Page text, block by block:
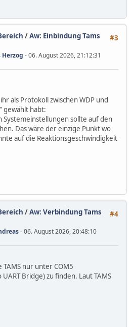
#3
/Aw: Einbindung Tams
Herzog - 06. August 2026, 21:12:31
als Protokoll zwischen WDP und
gewählt habt:
Systemeinstellungen sollte auf den
Das wäre der einzige Punkt wo
auf die Reaktionsgeschwindigkeit
#4
/Aw: Verbindung Tams
- 06. August 2026, 20:48:10
nur unter COM5
UART Bridge) zu finden. Laut TAMS